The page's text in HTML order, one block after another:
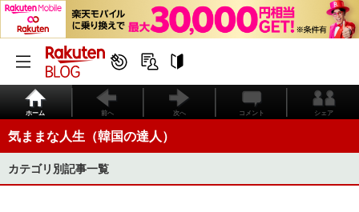
ホーム 前へ 次へ コメント シェア
気ままな人生（韓国の達人）
カテゴリ別記事一覧